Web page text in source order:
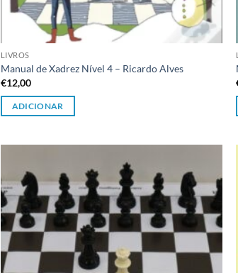
LIVROS
Manual de Xadrez Nível 4 – Ricardo Alves
€12,00
ADICIONAR
Adicionar
à lista de
desejos